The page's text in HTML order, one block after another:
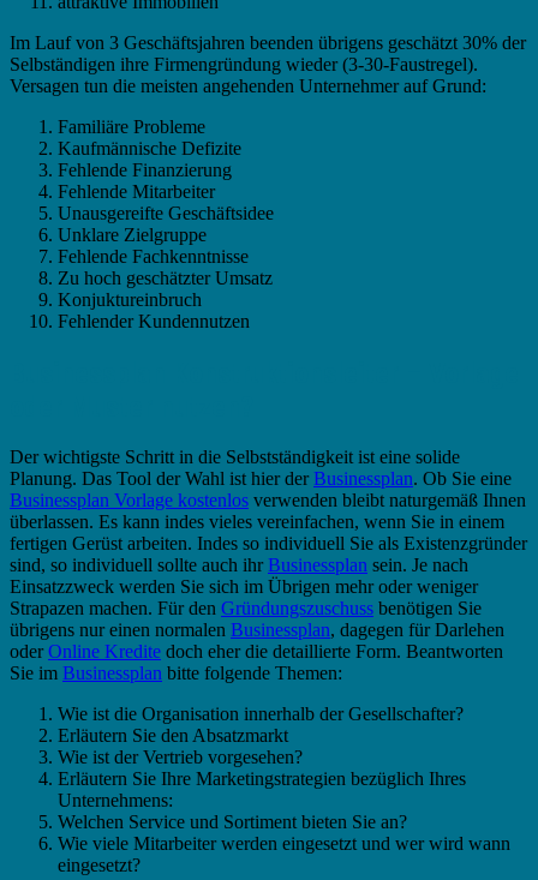
Im Lauf von 3 Geschäftsjahren beenden übrigens geschätzt 30% der
Selbständigen ihre Firmengründung wieder (3-30-Faustregel).
Versagen tun die meisten angehenden Unternehmer auf Grund:
Familiäre Probleme
Kaufmännische Defizite
Fehlende Finanzierung
Fehlende Mitarbeiter
Unausgereifte Geschäftsidee
Unklare Zielgruppe
Fehlende Fachkenntnisse
Zu hoch geschätzter Umsatz
Konjuktureinbruch
Fehlender Kundennutzen
Der wichtigste Schritt in die Selbstständigkeit ist eine solide
Planung. Das Tool der Wahl ist hier derBusinessplan. Ob Sie eine
Businessplan Vorlage kostenlos verwenden bleibt naturgemäß Ihnen
überlassen. Es kann indes vieles vereinfachen, wenn Sie in einem
fertigen Gerüst arbeiten. Indes so individuell Sie als Existenzgründer
sind, so individuell sollte auch ihrBusinessplan sein. Je nach
Einsatzzweck werden Sie sich im Übrigen mehr oder weniger
Strapazen machen. Für den Gründungszuschuss benötigen Sie
übrigens nur einen normalen Businessplan, dagegen für Darlehen
oderOnline Kredite doch eher die detaillierte Form. Beantworten
Sie im Businessplan bitte folgende Themen:
Wie ist die Organisation innerhalb der Gesellschafter?
Erläutern Sie den Absatzmarkt
Wie ist der Vertrieb vorgesehen?
Erläutern Sie Ihre Marketingstrategien bezüglich Ihres
Unternehmens:
Welchen Service und Sortiment bieten Sie an?
Wie viele Mitarbeiter werden eingesetzt und wer wird wann
eingesetzt?